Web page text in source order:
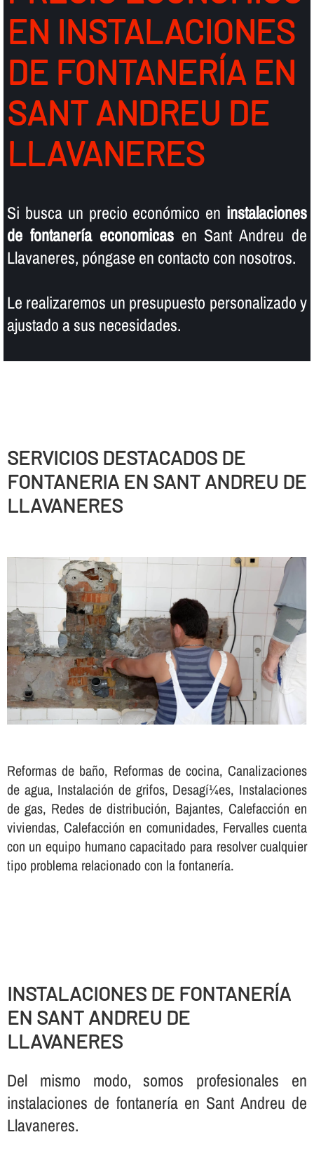
EN INSTALACIONES
DE FONTANERÍ­A EN
SANT ANDREU DE
LLAVANERES
Si busca un precio económico en instalaciones
de fontanerí­a economicasen Sant Andreu de
Llavaneres, póngase en contacto con nosotros.
Le realizaremos un presupuesto personalizado y
ajustado a sus necesidades.
SERVICIOS DESTACADOS DE
FONTANERIA EN SANT ANDREU DE
LLAVANERES
Reformas de baño, Reformas de cocina, Canalizaciones
de agua, Instalación de grifos, Desagí¼es, Instalaciones
de gas, Redes de distribución, Bajantes, Calefacción en
viviendas, Calefacción en comunidades, Fervalles cuenta
con un equipo humano capacitado para resolver cualquier
tipo problema relacionado con la fontanerí­a.
INSTALACIONES DE FONTANERÍ­A
EN SANT ANDREU DE
LLAVANERES
Del mismo modo, somos profesionales en
instalaciones de fontanerí­a en Sant Andreu de
Llavaneres.